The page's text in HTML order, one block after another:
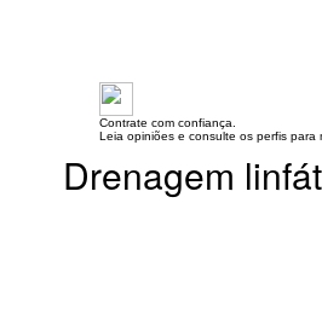
Contrate com confiança.
Leia opiniões e consulte os perfis para
Drenagem